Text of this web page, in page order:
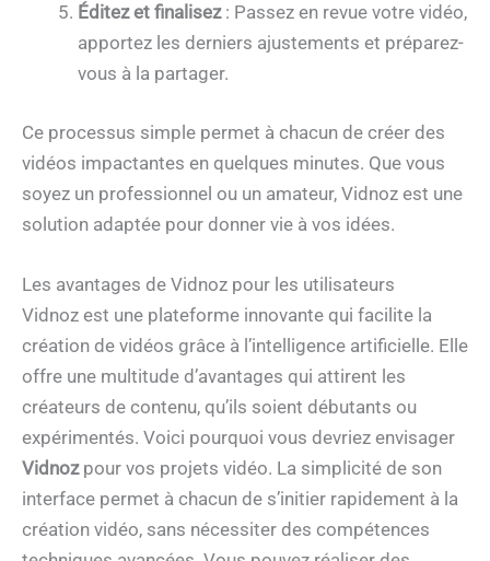
Éditez et finalisez: Passez en revue votre vidéo,
apportez les derniers ajustements et préparez-
vous à la partager.
Ce processus simple permet à chacun de créer des
vidéos impactantes en quelques minutes. Que vous
soyez un professionnel ou un amateur, Vidnoz est une
solution adaptée pour donner vie à vos idées.
Les avantages de Vidnoz pour les utilisateurs
Vidnoz est une plateforme innovante qui facilite la
création de vidéos grâce à l’intelligence artificielle. Elle
offre une multitude d’avantages qui attirent les
créateurs de contenu, qu’ils soient débutants ou
expérimentés. Voici pourquoi vous devriez envisager
Vidnozpour vos projets vidéo. La simplicité de son
interface permet à chacun de s’initier rapidement à la
création vidéo, sans nécessiter des compétences